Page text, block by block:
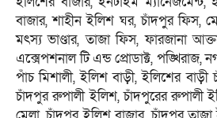
বাজার, শাহীন ইলিশ ঘর, চাঁদপুর ফিস,
মৎস্য ভাণ্ডার, তাজা ফিস, ফারজানা
এক্সেপশনাল টি এন্ড প্রোডাক্ট, পঙ্খিরাজ,
পাঁচ মিশালী, ইলিশ বাড়ী, ইলিশের
চাঁদপুর রুপালী ইলিশ, চাঁদপুরের রুপালী